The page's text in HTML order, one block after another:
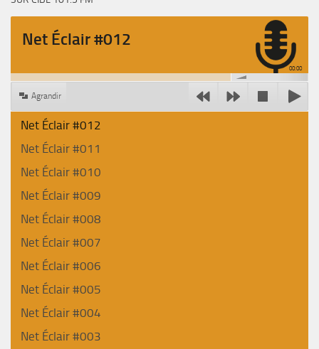
Net Éclair #012
00:00
Agrandir
Net Éclair #012
Net Éclair #011
Net Éclair #010
Net Éclair #009
Net Éclair #008
Net Éclair #007
Net Éclair #006
Net Éclair #005
Net Éclair #004
Net Éclair #003